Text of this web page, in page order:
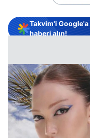
Takvim'i
haberi alın!